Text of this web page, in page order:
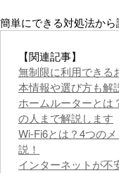
簡単にできる対処法から
【関連記事】
無制限に利用できる
本情報や選び方も解
ホームルーターとは
の人まで解説します
Wi-Fi6とは？4つの
説！
インターネットが不